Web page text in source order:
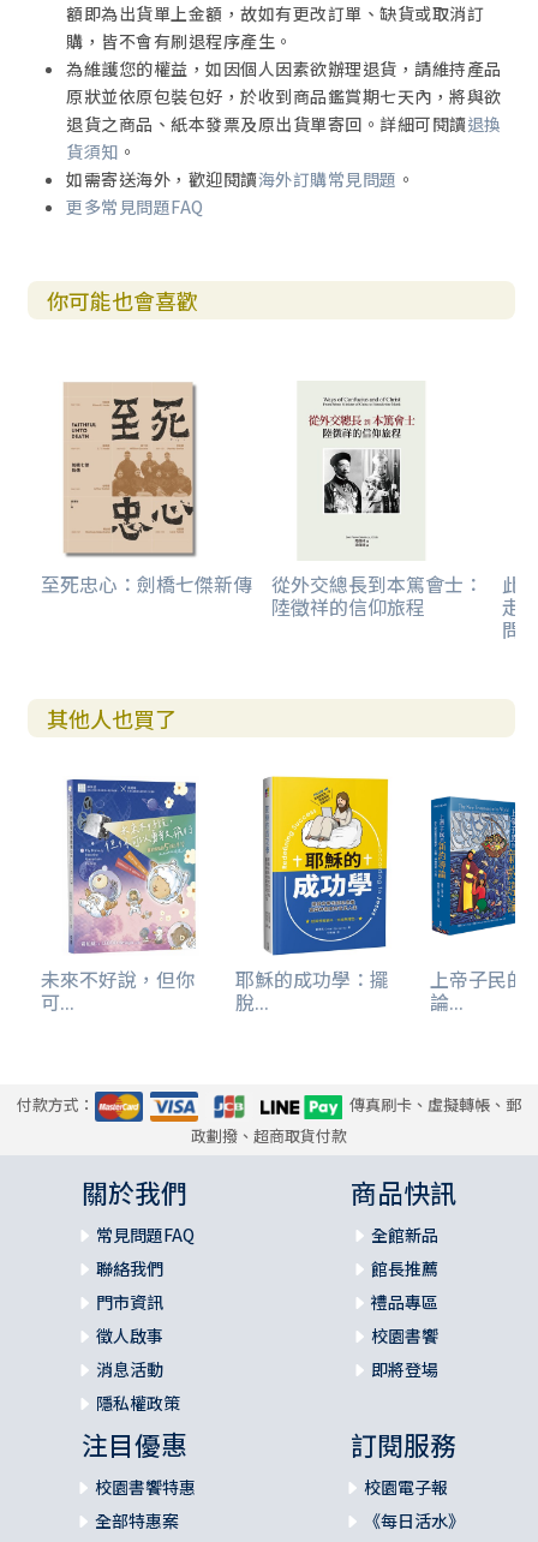
額即為出貨單上金額，故如有更改訂單、缺貨或取消訂
購，皆不會有刷退程序產生。
為維護您的權益，如因個人因素欲辦理退貨，請維持產品
原狀並依原包裝包好，於收到商品鑑賞期七天內，將與欲
退貨之商品、紙本發票及原出貨單寄回。詳細可閱讀退換
貨須知 。
如需寄送海外，歡迎閱讀海外訂購常見問題 。
更多常見問題FAQ
你可能也會喜歡
至死忠心：劍橋七傑新傳 從外交總長到本篤會士：
陸徵祥的信仰旅程
此
走
問
其他人也買了
未來不好說，但你
可...
耶穌的成功學：擺
脫...
上帝子民的
論...
付款方式：
傳真刷卡、虛擬轉帳、郵
政劃撥、超商取貨付款
關於我們
常見問題FAQ
聯絡我們
門市資訊
徵人啟事
消息活動
隱私權政策
商品快訊
全館新品
館長推薦
禮品專區
校園書饗
即將登場
注目優惠
校園書饗特惠
全部特惠案
訂閱服務
校園電子報
《每日活水》